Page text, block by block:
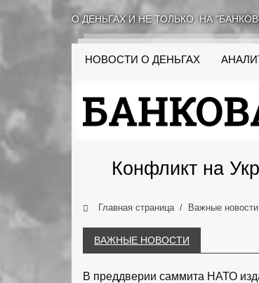
О ДЕНЬГАХ И НЕ ТОЛЬКО, НА
НОВОСТИ О ДЕНЬГАХ
Конфликт на
Главная страница Важные новости
ВАЖНЫЕ НОВОСТИ
В преддверии саммита НАТО